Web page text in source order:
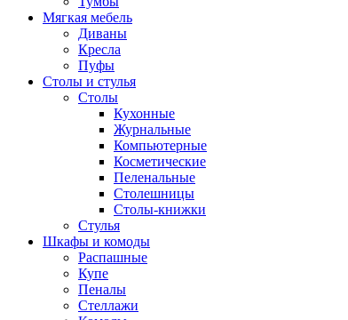
Мягкая мебель
Диваны
Кресла
Пуфы
Столы и стулья
Столы
Кухонные
Журнальные
Компьютерные
Косметические
Пеленальные
Столешницы
Столы-книжки
Стулья
Шкафы и комоды
Распашные
Купе
Пеналы
Стеллажи